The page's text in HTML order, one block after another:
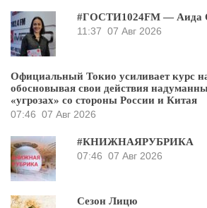
#ГОСТИ1024FM — Аида
11:37 07 Авг 2026
Официальный Токио усиливает курс
обосновывая свои действия
«угрозах» со стороны России и Китая
07:46 07 Авг 2026
#КНИЖНАЯРУБРИКА
07:46 07 Авг 2026
Сезон Лицю